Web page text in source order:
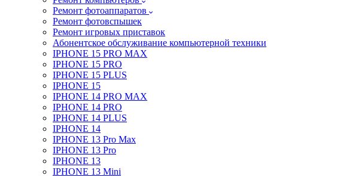
Ремонт фотоаппаратов
Ремонт фотовспышек
Ремонт игровых приставок
Абонентское обслуживание компьютерной техники
IPHONE 15 PRO MAX
IPHONE 15 PRO
IPHONE 15 PLUS
IPHONE 15
IPHONE 14 PRO MAX
IPHONE 14 PRO
IPHONE 14 PLUS
IPHONE 14
IPHONE 13 Pro Max
IPHONE 13 Pro
IPHONE 13
IPHONE 13 Mini